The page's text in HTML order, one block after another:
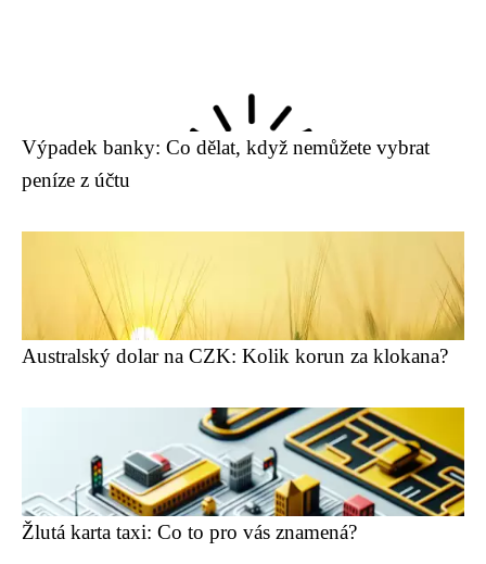
Výpadek banky: Co dělat, když nemůžete vybrat
peníze z účtu
Australský dolar na CZK: Kolik korun za klokana?
Žlutá karta taxi: Co to pro vás znamená?